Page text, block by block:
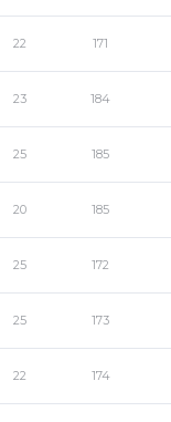
22 171
23 184
25 185
20 185
25 172
25 173
22 174